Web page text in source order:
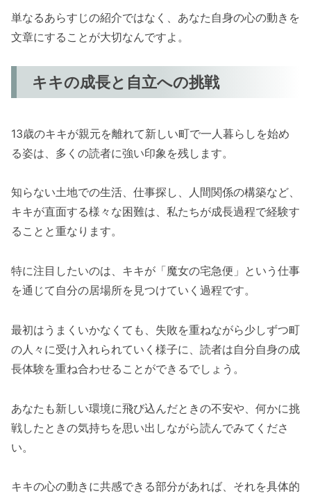
単なるあらすじの紹介ではなく、あなた自身の心の動きを
文章にすることが大切なんですよ。
キキの成長と自立への挑戦
13歳のキキが親元を離れて新しい町で一人暮らしを始め
る姿は、多くの読者に強い印象を残します。
知らない土地での生活、仕事探し、人間関係の構築など、
キキが直面する様々な困難は、私たちが成長過程で経験す
ることと重なります。
特に注目したいのは、キキが「魔女の宅急便」という仕事
を通じて自分の居場所を見つけていく過程です。
最初はうまくいかなくても、失敗を重ねながら少しずつ町
の人々に受け入れられていく様子に、読者は自分自身の成
長体験を重ね合わせることができるでしょう。
あなたも新しい環境に飛び込んだときの不安や、何かに挑
戦したときの気持ちを思い出しながら読んでみてくださ
い。
キキの心の動きに共感できる部分があれば、それを具体的